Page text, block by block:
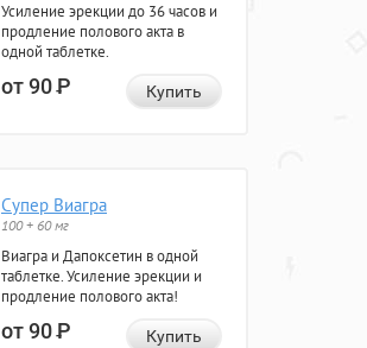
Усиление эрекции до 36 часов и
продление полового акта в
одной таблетке.
от 90Р Купить
Супер Виагра
100 + 60 мг
Виагра и Дапоксетин в одной
таблетке. Усиление эрекции и
продление полового акта!
от 90Р Купить